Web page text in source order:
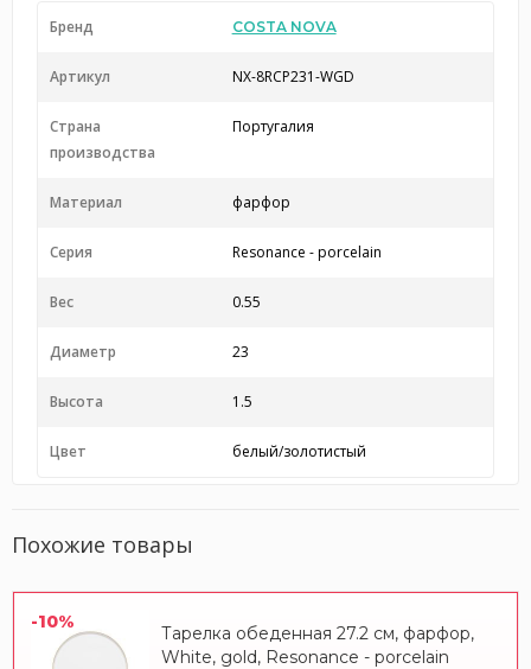
Бренд COSTA NOVA
Артикул NX-8RCP231-WGD
Страна
производства
Португалия
Материал фарфор
Серия Resonance - porcelain
Вес 0.55
Диаметр 23
Высота 1.5
Цвет белый/золотистый
Похожие товары
-10%
Тарелка обеденная 27.2 см, фарфор,
White, gold, Resonance - porcelain